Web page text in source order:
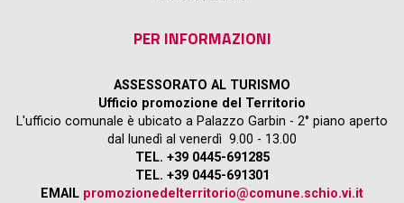
PER INFORMAZIONI
ASSESSORATO AL TURISMO
Ufficio promozione del Territorio
L'ufficio comunale è ubicato a Palazzo Garbin - 2° piano aperto
dal lunedì al venerdì 9.00 - 13.00
TEL. +39 0445-691285
TEL. +39 0445-691301
EMAIL promozionedelterritorio@comune.schio.vi.it